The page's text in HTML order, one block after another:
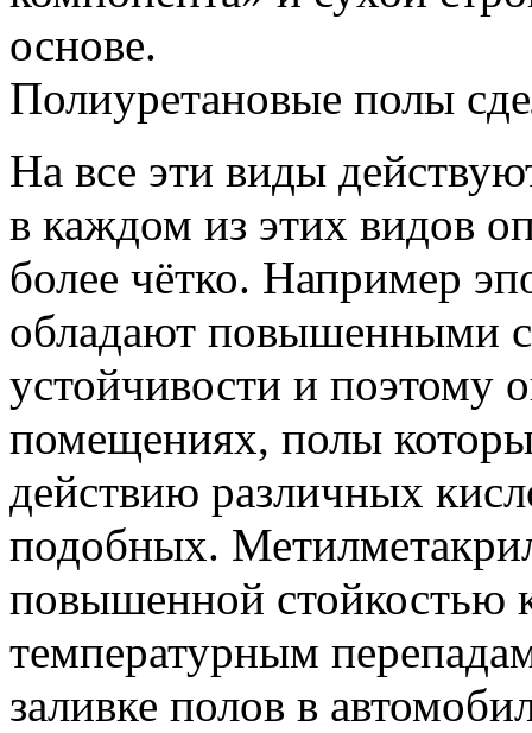
основе.
Полиуретановые полы
На все эти виды
в каждом из этих видов
более чётко. Например
обладают повышенными
устойчивости и поэтому
помещениях, полы
действию различных
подобных.
повышенной стойкостью
температурным
заливке полов в